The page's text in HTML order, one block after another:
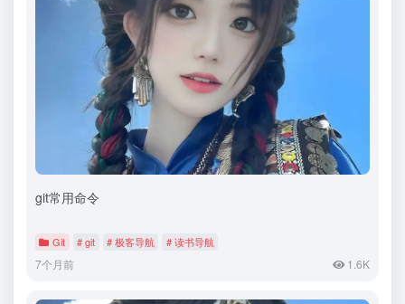
git常用命令
Git # git # 极客导航 # 读书导航
7个月前 1.6K